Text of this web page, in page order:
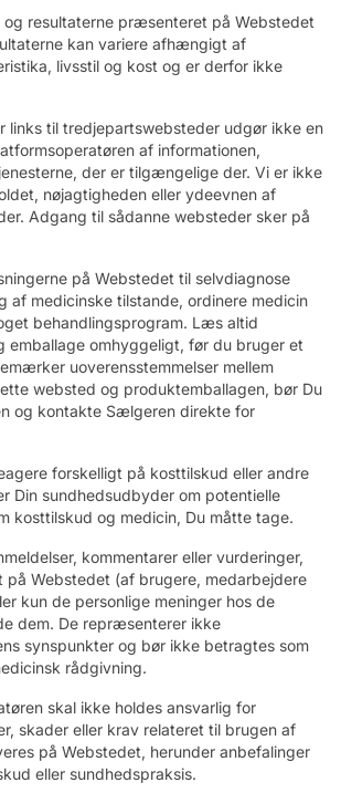
og resultaterne præsenteret på Webstedet
kan variere afhængigt af
livsstil og kost og er derfor ikke
links til tredjepartswebsteder udgør ikke en
af informationen,
der er tilgængelige der. Vi er ikke
nøjagtigheden eller ydeevnen af
Adgang til sådanne websteder sker på
på Webstedet til selvdiagnose
af medicinske tilstande, ordinere medicin
behandlingsprogram. Læs altid
emballage omhyggeligt, før du bruger et
uoverensstemmelser mellem
websted og produktemballagen, bør Du
og kontakte Sælgeren direkte for
forskelligt på kosttilskud eller andre
Din sundhedsudbyder om potentielle
kosttilskud og medicin, Du måtte tage.
kommentarer eller vurderinger,
på Webstedet (af brugere, medarbejdere
kun de personlige meninger hos de
dem. De repræsenterer ikke
synspunkter og bør ikke betragtes som
rådgivning.
skal ikke holdes ansvarlig for
skader eller krav relateret til brugen af
på Webstedet, herunder anbefalinger
eller sundhedspraksis.